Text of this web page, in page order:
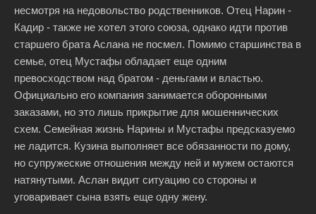
несмотря на недовольство родственников. Отец Нарин -
Кадир - также не хотел этого союза, однако идти против
старшего брата Аслана не посмел. Помимо старшинства в
семье, отец Мустафы обладает еще одним
превосходством над братом - деньгами и властью.
Официально его компания занимается оборонными
заказами, но это лишь прикрытие для мошеннических
схем. Семейная жизнь Нарины и Мустафы предсказуемо
не ладится. Кузина выполняет все обязанности по дому,
но супружеские отношения между ней и мужем остаются
натянутыми. Аслан видит ситуацию со стороны и
уговаривает сына взять еще одну жену.